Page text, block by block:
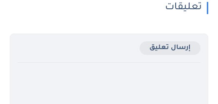
تعليقات
إرسال تعليق